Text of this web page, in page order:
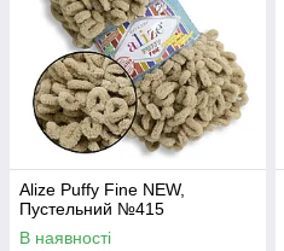
Alize Puffy Fine NEW,
Пустельний №415
В наявності